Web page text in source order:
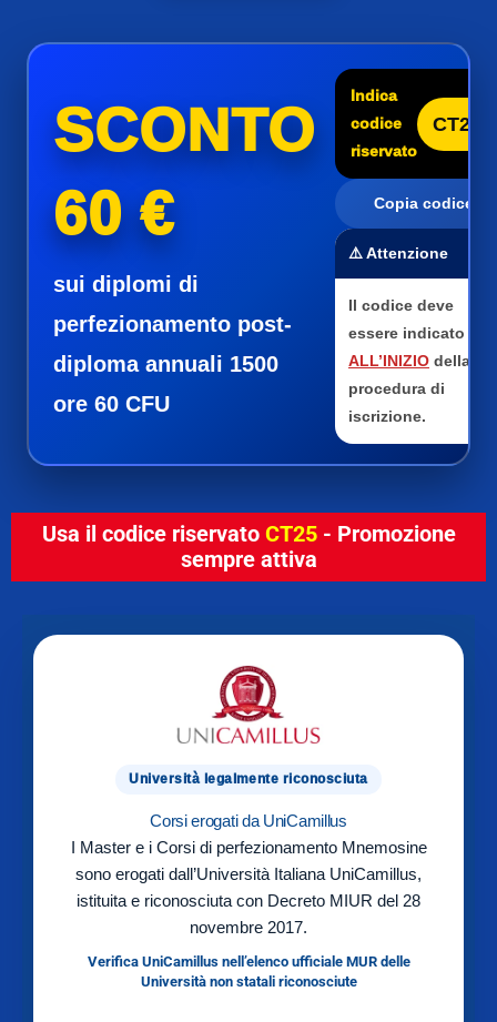
SCONTO
60 €
sui diplomi di
perfezionamento post-
diploma annuali 1500
ore 60 CFU
Indica
codice
riservato
CT25
Copia codice
⚠️ Attenzione
Il codice deve
essere indicato
ALL’INIZIO della
procedura di
iscrizione.
Usa il codice riservato CT25- Promozione
sempre attiva
Università legalmente riconosciuta
Corsi erogati da UniCamillus
I Master e i Corsi di perfezionamento Mnemosine
sono erogati dall’Università Italiana UniCamillus,
istituita e riconosciuta con Decreto MIUR del 28
novembre 2017.
Verifica UniCamillus nell’elenco ufficiale MUR delle
Università non statali riconosciute